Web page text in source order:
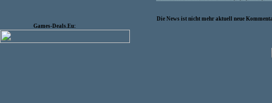
Games-Deals.Eu:
Die News ist nicht mehr aktuell neue